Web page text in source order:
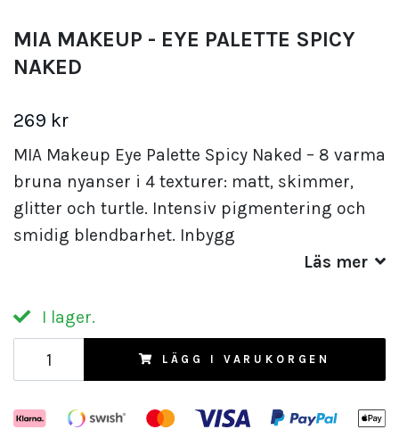
MIA MAKEUP - EYE PALETTE SPICY
NAKED
269 kr
MIA Makeup Eye Palette Spicy Naked – 8 varma
bruna nyanser i 4 texturer: matt, skimmer,
glitter och turtle. Intensiv pigmentering och
smidig blendbarhet. Inbygg
Läs mer
I lager.
LÄGG I VARUKORGEN